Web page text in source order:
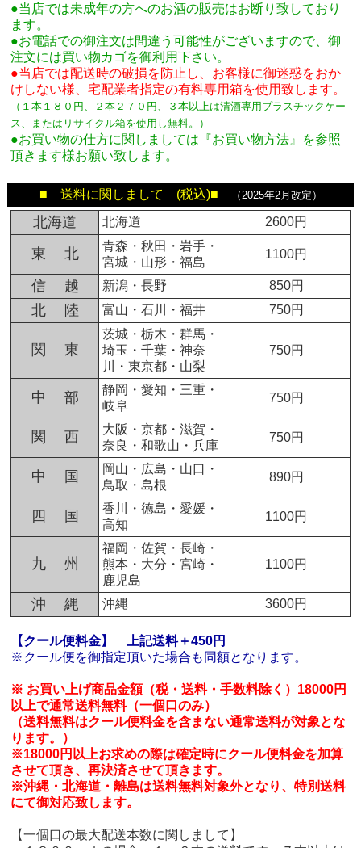
●当店では未成年の方へのお酒の販売はお断り致しており
ます。
●お電話での御注文は間違う可能性がございますので、御
注文には買い物カゴを御利用下さい。
●当店では配送時の破損を防止し、お客様に御迷惑をおか
けしない様、宅配業者指定の有料専用箱を使用致します。
（１本１８０円、２本２７０円、３本以上は清酒専用プラスチックケー
ス、またはリサイクル箱を使用し無料。
）
●お買い物の仕方に関しましては『お買い物方法』を参照
頂きます様お願い致します。
■ 送料に関しまして (税込)■ （2025年2月改定）
北海道 北海道 2600円
東 北
青森・秋田・岩手・
宮城・山形・福島
1100円
信 越 新潟・長野 850円
北 陸 富山・石川・福井 750円
関 東
茨城・栃木・群馬・
埼玉・千葉・神奈
川・東京都・山梨
750円
中 部
静岡・愛知・三重・
岐阜
750円
関 西
大阪・京都・滋賀・
奈良・和歌山・兵庫
750円
中 国
岡山・広島・山口・
鳥取・島根
890円
四 国
香川・徳島・愛媛・
高知
1100円
九 州
福岡・佐賀・長崎・
熊本・大分・宮崎・
鹿児島
1100円
沖 縄 沖縄 3600円
【クール便料金】
上記送料＋450円
※クール便を御指定頂いた場合も同額となります。
※ お買い上げ商品金額（税・送料・手数料除く）18000円
以上で通常送料無料（一個口のみ）
（送料無料はクール便料金を含まない通常送料が対象とな
ります。）
※18000円以上お求めの際は確定時にクール便料金を加算
させて頂き、再決済させて頂きます。
※沖縄・北海道・離島は送料無料対象外となり、特別送料
にて御対応致します。
【一個口の最大配送本数に関しまして】